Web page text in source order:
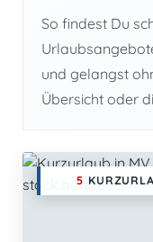
So findest Du
und gelangst
Übersicht oder
5